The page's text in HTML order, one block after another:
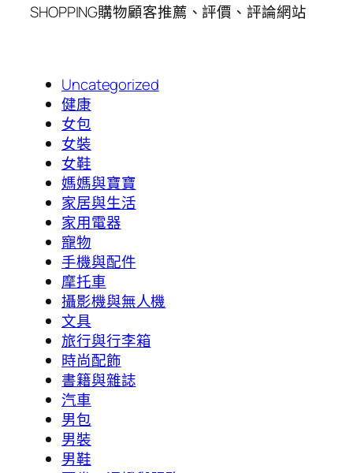
SHOPPING購物顧客推薦、評價、評論網站
Uncategorized
健康
女包
女裝
女鞋
媽媽與寶寶
家居與生活
家用電器
寵物
手機與配件
摩托車
攝影機與無人機
文具
旅行與行李箱
時尚配飾
書籍與雜誌
汽車
男包
男裝
男鞋